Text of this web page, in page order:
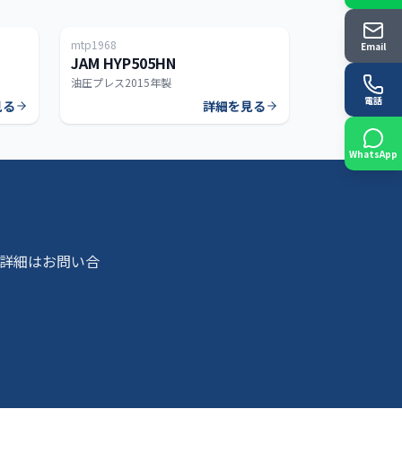
mtp1968
JAM HYP505HN
油圧プレス2015年製
詳細を見る
細はお問い合
Email
電話
WhatsApp